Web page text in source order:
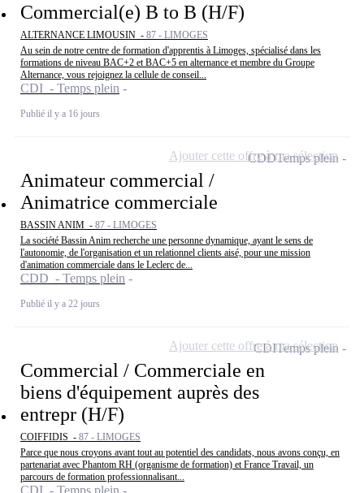
Commercial(e) B to B (H/F)
ALTERNANCE LIMOUSIN - 87 - LIMOGES
Au sein de notre centre de formation d'apprentis à Limoges, spécialisé dans les
formations de niveau BAC+2 et BAC+5 en alternance et membre du Groupe
Alternance, vous rejoignez la cellule de conseil...
CDI - Temps plein
Publié il y a 16 jours
Animateur commercial /
Animatrice commerciale
BASSIN ANIM - 87 - LIMOGES
La société Bassin Anim recherche une personne dynamique, ayant le sens de
l'autonomie, de l'organisation et un relationnel clients aisé, pour une mission
d'animation commerciale dans le Leclerc de...
CDD - Temps plein
Publié il y a 22 jours
CDDTemps plein
Ajouter cette offre à ma sélection
Commercial / Commerciale en
biens d'équipement auprès des
entrepr (H/F)
COIFFIDIS - 87 - LIMOGES
Parce que nous croyons avant tout au potentiel des candidats, nous avons conçu, en
partenariat avec Phantom RH (organisme de formation) et France Travail, un
parcours de formation professionnalisant...
CDI - Temps plein
CDITemps plein
Ajouter cette offre à ma sélection